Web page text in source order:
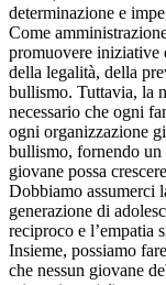
determinazione e
Come
promuovere iniziative
della legalità, della
bullismo. Tuttavia, la
necessario che ogni
ogni organizzazione
bullismo, fornendo
giovane possa
Dobbiamo assumerci
generazione di
reciproco e l’empatia
Insieme, possiamo
che nessun giovane